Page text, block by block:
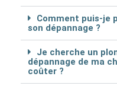
Comment puis-je
son dépannage ?
Je cherche un
dépannage de ma
coûter ?